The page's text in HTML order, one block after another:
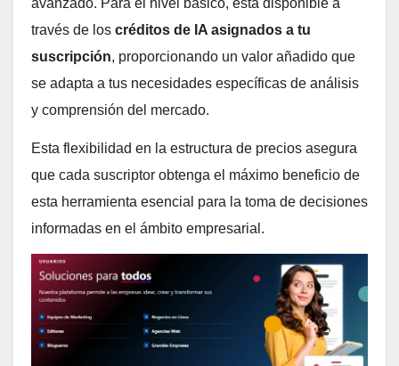
avanzado. Para el nivel básico, está disponible a
través de los créditos de IA asignados a tu
suscripción, proporcionando un valor añadido que
se adapta a tus necesidades específicas de análisis
y comprensión del mercado.
Esta flexibilidad en la estructura de precios asegura
que cada suscriptor obtenga el máximo beneficio de
esta herramienta esencial para la toma de decisiones
informadas en el ámbito empresarial.